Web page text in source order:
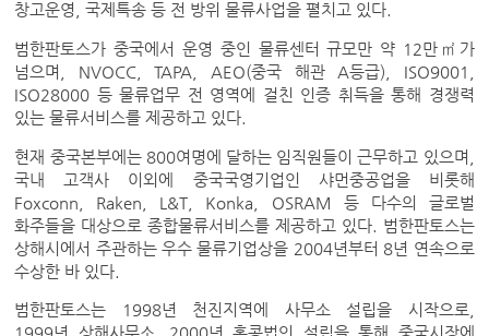
창고운영, 국제특송 등 전 방위 물류사업을 펼치고 있다.
범한판토스가 중국에서 운영 중인 물류센터 규모만 약 12만㎡가
넘으며, NVOCC, TAPA, AEO(중국 해관 A등급), ISO9001,
ISO28000 등 물류업무 전 영역에 걸친 인증 취득을 통해 경쟁력
있는 물류서비스를 제공하고 있다.
현재 중국본부에는 800여명에 달하는 임직원들이 근무하고 있으며,
국내 고객사 이외에 중국국영기업인 샤먼중공업을 비롯해
Foxconn, Raken, L&T, Konka, OSRAM 등 다수의 글로벌
화주들을 대상으로 종합물류서비스를 제공하고 있다. 범한판토스는
상해시에서 주관하는 우수 물류기업상을 2004년부터 8년 연속으로
수상한 바 있다.
범한판토스는 1998년 천진지역에 사무소 설립을 시작으로,